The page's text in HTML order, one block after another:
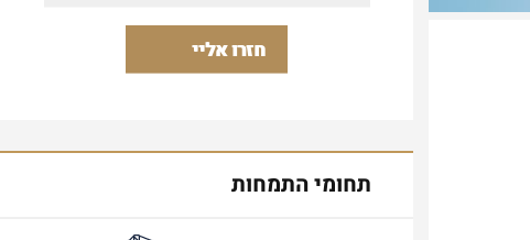
תחומי התמחות